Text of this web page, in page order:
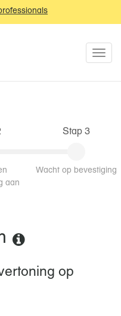
aan
Stap 3
Wacht op bevestiging
op